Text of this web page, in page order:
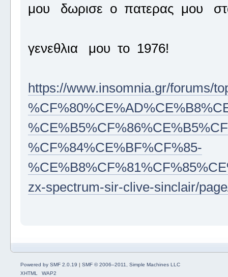
μου δωρισε ο πατερας μου
γενεθλια μου το 1976!
https://www.insomnia.gr/forums/
%CF%84%CE%BF%CF%85-
zx-spectrum-sir-clive-sinclair/
Powered by SMF 2.0.19 | SMF © 2006–2011, Simple Machines LLC
XHTML
WAP2